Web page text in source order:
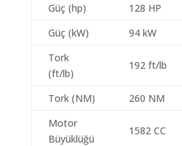
Güç (hp) 128 HP
Güç (kW)
94 kW
Tork
(ft/lb)
192 ft/lb
Tork (NM) 260 NM
Motor
Büyüklüğü
1582 CC